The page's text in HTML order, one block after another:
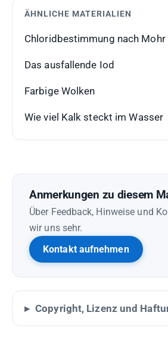
ÄHNLICHE MATERIALIEN
Chloridbestimmung nach Mohr
Das ausfallende Iod
Farbige Wolken
Wie viel Kalk steckt im Wasser
Anmerkungen zu diesem
Über Feedback, Hinweise und
wir uns sehr.
Kontakt aufnehmen
Copyright, Lizenz und